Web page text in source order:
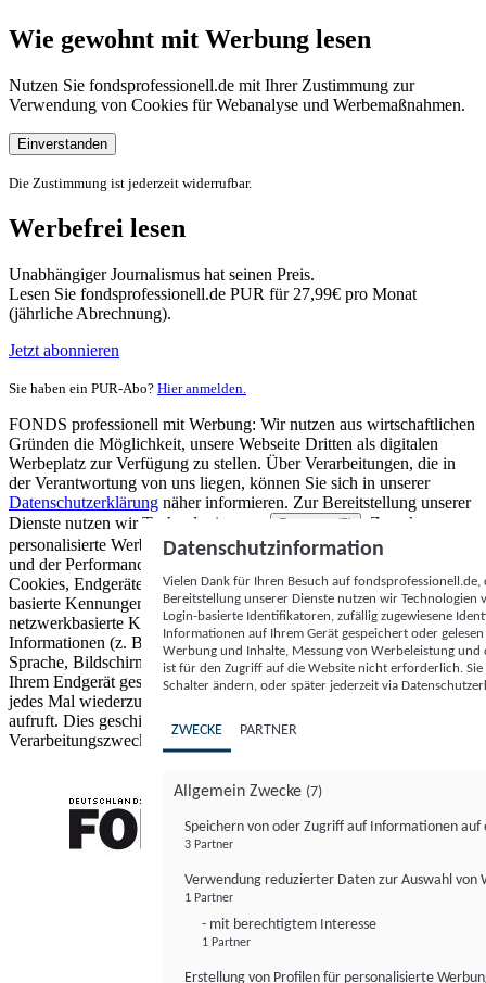
Wie gewohnt mit Werbung lesen
Nutzen Sie fondsprofessionell.de mit Ihrer Zustimmung zur
Verwendung von Cookies für Webanalyse und Werbemaßnahmen.
Einverstanden
Die Zustimmung ist jederzeit widerrufbar.
Werbefrei lesen
Unabhängiger Journalismus hat seinen Preis.
Lesen Sie fondsprofessionell.de PUR für 27,99€ pro Monat
(jährliche Abrechnung).
Jetzt abonnieren
Sie haben ein PUR-Abo? Hier anmelden.
FONDS professionell mit Werbung: Wir nutzen aus wirtschaftlichen
Gründen die Möglichkeit, unsere Webseite Dritten als digitalen
Werbeplatz zur Verfügung zu stellen. Über Verarbeitungen, die in
der Verantwortung von uns liegen, können Sie sich in unserer
Datenschutzerklärung näher informieren. Zur Bereitstellung unserer
Dienste nutzen wir Technologien von
Partnern (5)
. Zwecke:
personalisierte Werbung und Inhalte, Messung von Werbeleistung
und der Performance von Inhalten sowie Zielgruppenforschung.
Cookies, Endgeräte- oder ähnliche Online-Kennungen (z. B. login-
basierte Kennungen, zufällig generierte Kennungen,
netzwerkbasierte Kennungen) können zusammen mit anderen
Informationen (z. B. Browsertyp und Browserinformationen,
Sprache, Bildschirmgröße, unterstützte Technologien usw.) auf
Ihrem Endgerät gespeichert oder von dort ausgelesen werden, um es
jedes Mal wiederzuerkennen, wenn es eine App oder einer Webseite
aufruft. Dies geschieht für einen oder mehrere der hier aufgeführten
Verarbeitungszwecke.
Datenschutzinformation
Vielen Dank für Ihren Besuch auf
Bereitstellung unserer Dienste nutzen wir Technologien
Login-basierte Identifikatoren, zufällig zugewiesene
Informationen auf Ihrem Gerät gespeichert oder
Werbung und Inhalte, Messung von Werbeleistung
ist für den Zugriff auf die Website nicht erforderlich.
Schalter ändern, oder später jederzeit via
ZWECKE PARTNER
Allgemein Zwecke (7)
Speichern von oder Zugriff auf Informationen auf
3 Partner
Verwendung reduzierter Daten zur Auswahl von
1 Partner
- mit berechtigtem Interesse
1 Partner
Erstellung von Profilen für personalisierte
FONDS professionell